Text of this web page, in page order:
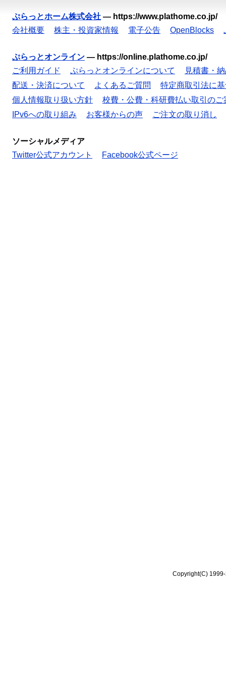
ぷらっとホーム株式会社 — https://www.plathome.co.jp/
会社概要
株主・投資家情報 電子公告 OpenBlocks
ぷらっとオンライン — https://online.plathome.co.jp/
ご利用ガイド
ぷらっとオンラインについて
見積書・
配送・決済について
よくあるご質問
特定商取引法に
個人情報取り扱い方針
校費・公費・科研費払い取引のご
IPv6への取り組み
お客様からの声 ご注文の取り消し
ソーシャルメディア
Twitter公式アカウント
Facebook公式ページ
Copyright(C)